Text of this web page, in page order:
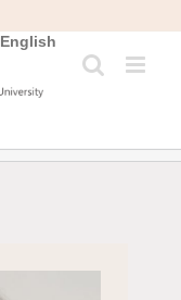
English